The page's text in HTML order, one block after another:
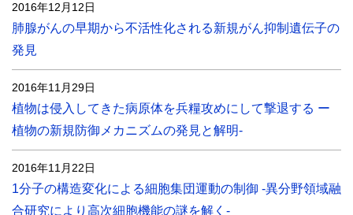
2016年12月12日
肺腺がんの早期から不活性化される新規がん抑制遺伝子の
発見
2016年11月29日
植物は侵入してきた病原体を兵糧攻めにして撃退する ー
植物の新規防御メカニズムの発見と解明-
2016年11月22日
1分子の構造変化による細胞集団運動の制御 -異分野領域融
合研究により高次細胞機能の謎を解く-